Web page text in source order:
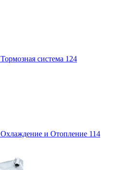
Тормозная система 124
Охлаждение и Отопление 114